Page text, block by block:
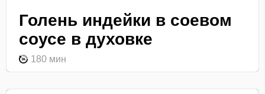
Голень индейки в соевом
соусе в духовке
180 мин